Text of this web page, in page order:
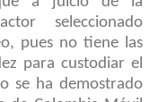
seleccionado
pues no tiene las
para custodiar el
se ha demostrado